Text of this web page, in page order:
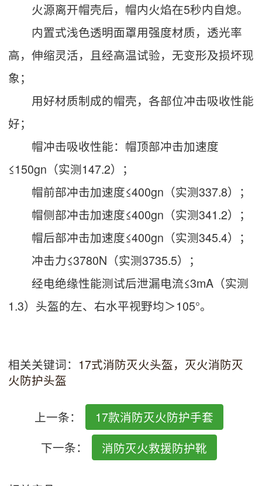
火源离开帽壳后，帽内火焰在5秒内自熄。
内置式浅色透明面罩用强度材质，透光率
高，伸缩灵活，且经高温试验，无变形及损坏现
象；
用好材质制成的帽壳，各部位冲击吸收性能
好；
帽冲击吸收性能：帽顶部冲击加速度
≤150gn（实测147.2）；
帽前部冲击加速度≤400gn（实测337.8）；
帽侧部冲击加速度≤400gn（实测341.2）；
帽后部冲击加速度≤400gn（实测345.4）；
冲击力≤3780N（实测3735.5）；
经电绝缘性能测试后泄漏电流≤3mA（实测
1.3）头盔的左、右水平视野均＞105°。
相关关键词： 17式消防灭火头盔，灭火消防灭
火防护头盔
上一条：
17款消防灭火防护手套
下一条：
消防灭火救援防护靴